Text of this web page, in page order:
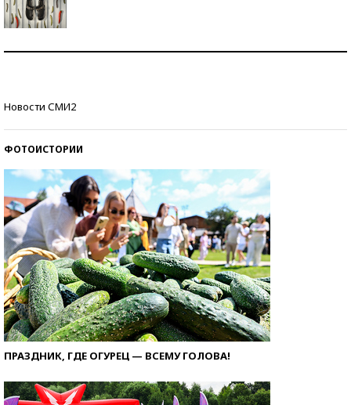
Новости СМИ2
ФОТОИСТОРИИ
ПРАЗДНИК, ГДЕ ОГУРЕЦ — ВСЕМУ ГОЛОВА!